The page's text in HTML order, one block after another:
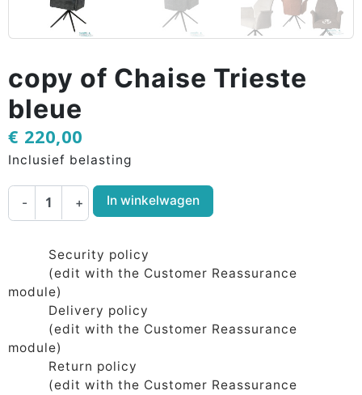
copy of Chaise Trieste
bleue
€ 220,00
Inclusief belasting
- + In winkelwagen
Security policy
(edit with the Customer Reassurance
module)
Delivery policy
(edit with the Customer Reassurance
module)
Return policy
(edit with the Customer Reassurance